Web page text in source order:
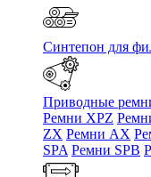
Синтепон для
Приводные
Ремни XPZ
ZX Ремни AX
SPA Ремни SPB